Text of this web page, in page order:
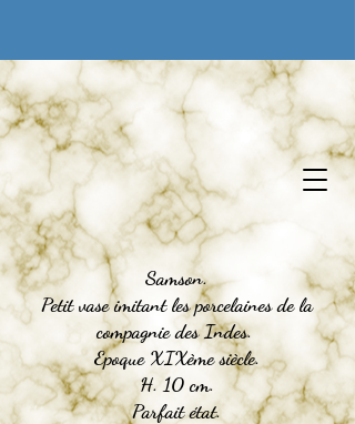
Aux Trésors D'Antan
Samson.
Petit vase imitant les porcelaines de la
compagnie des Indes.
Epoque XIXème siècle.
H. 10 cm.
Parfait état.